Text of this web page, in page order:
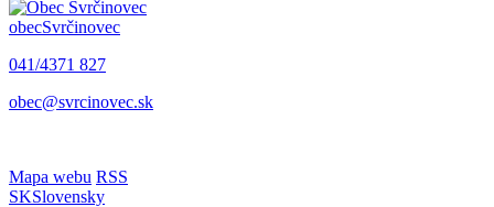
obecSvrčinovec
041/4371 827
obec@svrcinovec.sk
Mapa webu RSS
SKSlovensky